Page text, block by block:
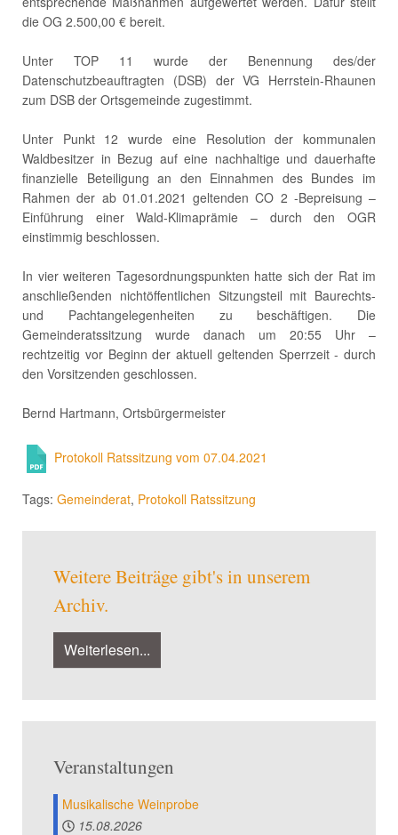
die OG 2.500,00 € bereit.
Unter TOP 11 wurde der Benennung des/der
Datenschutzbeauftragten (DSB) der VG Herrstein-Rhaunen
zum DSB der Ortsgemeinde zugestimmt.
Unter Punkt 12 wurde eine Resolution der kommunalen
Waldbesitzer in Bezug auf eine nachhaltige und dauerhafte
finanzielle Beteiligung an den Einnahmen des Bundes im
Rahmen der ab 01.01.2021 geltenden CO 2 -Bepreisung –
Einführung einer Wald-Klimaprämie – durch den OGR
einstimmig beschlossen.
In vier weiteren Tagesordnungspunkten hatte sich der Rat im
anschließenden nichtöffentlichen Sitzungsteil mit Baurechts-
und Pachtangelegenheiten zu beschäftigen. Die
Gemeinderatssitzung wurde danach um 20:55 Uhr –
rechtzeitig vor Beginn der aktuell geltenden Sperrzeit - durch
den Vorsitzenden geschlossen.
Bernd Hartmann, Ortsbürgermeister
Protokoll Ratssitzung vom 07.04.2021
Tags: Gemeinderat, Protokoll Ratssitzung
Weitere Beiträge gibt's in unserem
Archiv.
Weiterlesen...
Veranstaltungen
Musikalische Weinprobe
15.08.2026